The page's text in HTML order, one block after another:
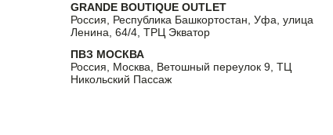
GRANDE BOUTIQUE OUTLET
Россия, Республика Башкортостан, Уфа, улица
Ленина, 64/4, ТРЦ Экватор
ПВЗ МОСКВА
Россия, Москва, Ветошный переулок 9, ТЦ
Никольский Пассаж